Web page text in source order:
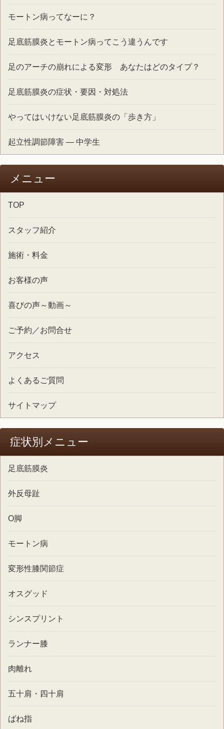
モートン病ってなーに？
足底筋膜炎とモートン病ってこう違うんです
足のアーチの崩れによる変形 あなたはどのタイプ？
足底筋膜炎の症状・要因・対処法
やってはいけない足底筋膜炎の「歩き方」
起立性調節障害 ― 中学生
メニュー
TOP
スタッフ紹介
施術・料金
お客様の声
喜びの声～動画～
ご予約／お問合せ
アクセス
よくあるご質問
サイトマップ
症状別メニュー
足底筋膜炎
外反母趾
O脚
モートン病
変形性膝関節症
オスグッド
シンスプリント
ランナー膝
肉離れ
五十肩・四十肩
ばね指